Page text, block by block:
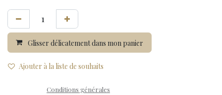
Glisser délicatement dans mon panier
Ajouter à la liste de souhaits
Conditions générales